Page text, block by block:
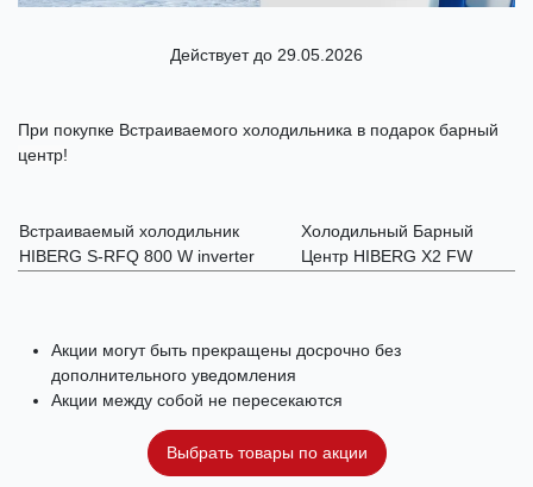
Действует до 29.05.2026
При покупке Встраиваемого холодильника в подарок барный
центр!
Встраиваемый холодильник
HIBERG S-RFQ 800 W inverter
Холодильный Барный
Центр HIBERG X2 FW
Акции могут быть прекращены досрочно без
дополнительного уведомления
Акции между собой не пересекаются
Выбрать товары по акции